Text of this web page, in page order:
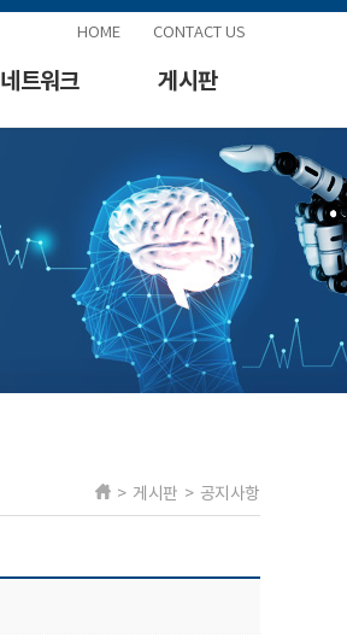
HOME CONTACT US
네트워크 게시판
> 게시판 > 공지사항